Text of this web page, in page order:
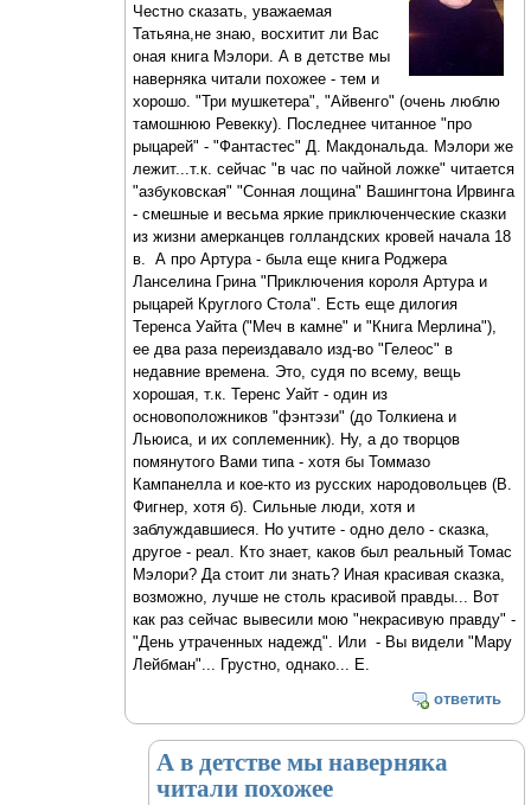
Честно сказать, уважаемая
Татьяна,не знаю, восхитит ли Вас
оная книга Мэлори. А в детстве мы
наверняка читали похожее - тем и
хорошо. "Три мушкетера", "Айвенго" (очень люблю
тамошнюю Ревекку). Последнее читанное "про
рыцарей" - "Фантастес" Д. Макдональда. Мэлори же
лежит...т.к. сейчас "в час по чайной ложке" читается
"азбуковская" "Сонная лощина" Вашингтона Ирвинга
- смешные и весьма яркие приключенческие сказки
из жизни амерканцев голландских кровей начала 18
в. А про Артура - была еще книга Роджера
Ланселина Грина "Приключения короля Артура и
рыцарей Круглого Стола". Есть еще дилогия
Теренса Уайта ("Меч в камне" и "Книга Мерлина"),
ее два раза переиздавало изд-во "Гелеос" в
недавние времена. Это, судя по всему, вещь
хорошая, т.к. Теренс Уайт - один из
основоположников "фэнтэзи" (до Толкиена и
Льюиса, и их соплеменник). Ну, а до творцов
помянутого Вами типа - хотя бы Томмазо
Кампанелла и кое-кто из русских народовольцев (В.
Фигнер, хотя б). Сильные люди, хотя и
заблуждавшиеся. Но учтите - одно дело - сказка,
другое - реал. Кто знает, каков был реальный Томас
Мэлори? Да стоит ли знать? Иная красивая сказка,
возможно, лучше не столь красивой правды... Вот
как раз сейчас вывесили мою "некрасивую правду" -
"День утраченных надежд". Или - Вы видели "Мару
Лейбман"... Грустно, однако... Е.
ответить
А в детстве мы наверняка
читали похожее